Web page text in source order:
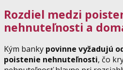
Rozdiel medzi
nehnuteľnosti a
Kým banky povinne vyžadujú
poistenie nehnuteľnosti, čo